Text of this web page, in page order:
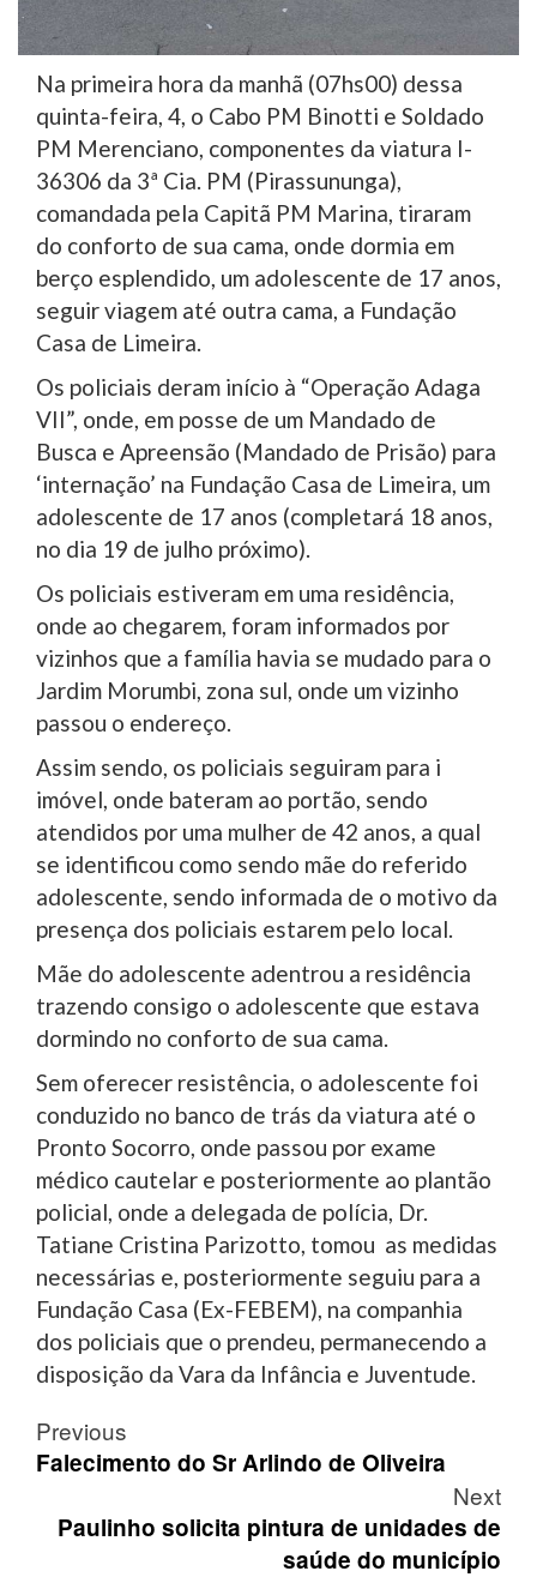
Na primeira hora da manhã (07hs00) dessa
quinta-feira, 4, o Cabo PM Binotti e Soldado
PM Merenciano, componentes da viatura I-
36306 da 3ª Cia. PM (Pirassununga),
comandada pela Capitã PM Marina, tiraram
do conforto de sua cama, onde dormia em
berço esplendido, um adolescente de 17 anos,
seguir viagem até outra cama, a Fundação
Casa de Limeira.
Os policiais deram início à “Operação Adaga
VII”, onde, em posse de um Mandado de
Busca e Apreensão (Mandado de Prisão) para
‘internação’ na Fundação Casa de Limeira, um
adolescente de 17 anos (completará 18 anos,
no dia 19 de julho próximo).
Os policiais estiveram em uma residência,
onde ao chegarem, foram informados por
vizinhos que a família havia se mudado para o
Jardim Morumbi, zona sul, onde um vizinho
passou o endereço.
Assim sendo, os policiais seguiram para i
imóvel, onde bateram ao portão, sendo
atendidos por uma mulher de 42 anos, a qual
se identificou como sendo mãe do referido
adolescente, sendo informada de o motivo da
presença dos policiais estarem pelo local.
Mãe do adolescente adentrou a residência
trazendo consigo o adolescente que estava
dormindo no conforto de sua cama.
Sem oferecer resistência, o adolescente foi
conduzido no banco de trás da viatura até o
Pronto Socorro, onde passou por exame
médico cautelar e posteriormente ao plantão
policial, onde a delegada de polícia, Dr.
Tatiane Cristina Parizotto, tomou as medidas
necessárias e, posteriormente seguiu para a
Fundação Casa (Ex-FEBEM), na companhia
dos policiais que o prendeu, permanecendo a
disposição da Vara da Infância e Juventude.
Post
navigation
Previous
Falecimento do Sr Arlindo de Oliveira
Next
Paulinho solicita pintura de unidades de
saúde do município